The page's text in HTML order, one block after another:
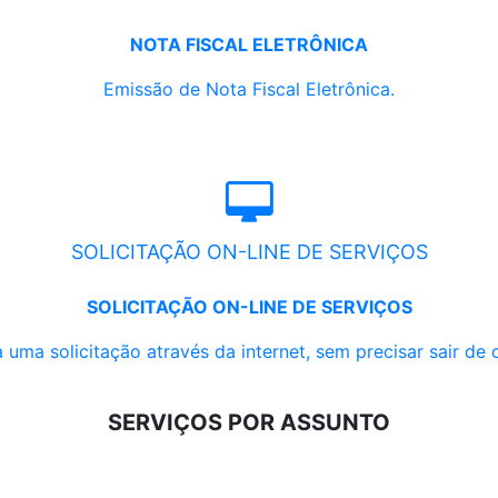
NOTA FISCAL ELETRÔNICA
Emissão de Nota Fiscal Eletrônica.
SOLICITAÇÃO ON-LINE DE SERVIÇOS
SOLICITAÇÃO ON-LINE DE SERVIÇOS
uma solicitação através da internet, sem precisar sair de
SERVIÇOS POR ASSUNTO